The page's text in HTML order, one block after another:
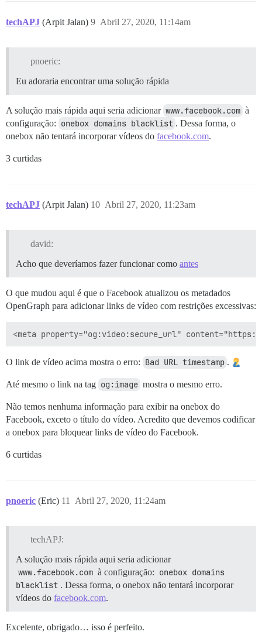
techAPJ (Arpit Jalan) Abril 27, 2020, 11:14am
9
pnoeric:
Eu adoraria encontrar uma solução rápida
A solução mais rápida aqui seria adicionar www.facebook.com à
configuração: onebox domains blacklist . Dessa forma, o
onebox não tentará incorporar vídeos do facebook.com.
3 curtidas
techAPJ (Arpit Jalan) Abril 27, 2020, 11:23am
10
david:
Acho que deveríamos fazer funcionar como antes
O que mudou aqui é que o Facebook atualizou os metadados
OpenGraph para adicionar links de vídeo com restrições excessivas:
O link de vídeo acima mostra o erro: Bad URL timestamp .
Até mesmo o link na tag og:image mostra o mesmo erro.
Não temos nenhuma informação para exibir na onebox do
Facebook, exceto o título do vídeo. Acredito que devemos codificar
a onebox para bloquear links de vídeo do Facebook.
6 curtidas
pnoeric (Eric) Abril 27, 2020, 11:24am
11
techAPJ:
A solução mais rápida aqui seria adicionar
www.facebook.com à configuração: onebox domains
blacklist . Dessa forma, o onebox não tentará incorporar
vídeos do facebook.com.
Excelente, obrigado… isso é perfeito.